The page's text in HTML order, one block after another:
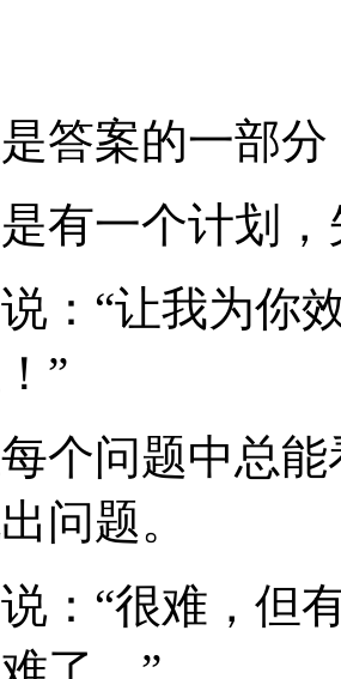
答案的一部
有一个计划
：“让我为你
”
个问题中总
问题。
：“很难，但